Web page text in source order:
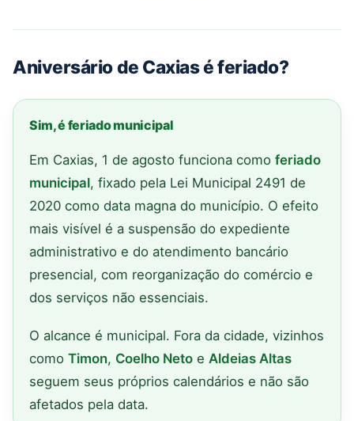
Aniversário de Caxias é feriado?
Sim, é feriado municipal
Em Caxias, 1 de agosto funciona como feriado
municipal, fixado pela Lei Municipal 2491 de
2020 como data magna do município. O efeito
mais visível é a suspensão do expediente
administrativo e do atendimento bancário
presencial, com reorganização do comércio e
dos serviços não essenciais.
O alcance é municipal. Fora da cidade, vizinhos
como Timon, Coelho Neto e Aldeias Altas
seguem seus próprios calendários e não são
afetados pela data.